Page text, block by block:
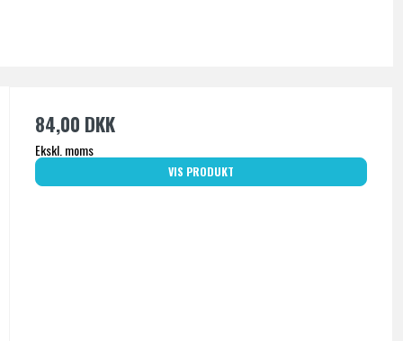
84,00 DKK
Ekskl. moms
VIS PRODUKT